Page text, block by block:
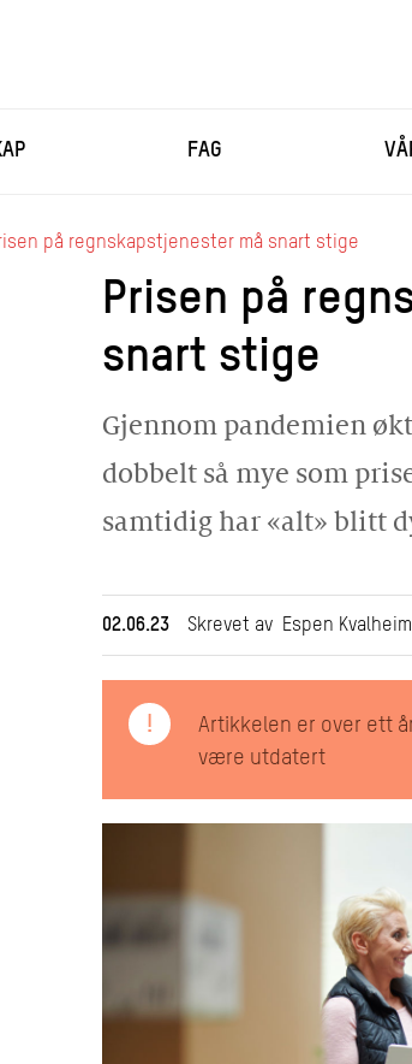
FAG
på regnskapstjenester må snart stige
Prisen på
snart stige
Gjennom pandemien
dobbelt så mye som
samtidig har «alt» blitt
02.06.23 Skrevet av Espen Kvalheim
!
Artikkelen er over ett
være utdatert